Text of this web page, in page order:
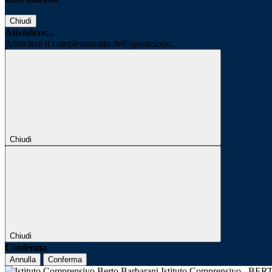
Chiudi
Attendere...
Attendere il completamento dell'operazione...
Chiudi
Chiudi
Conferma
Annulla Conferma